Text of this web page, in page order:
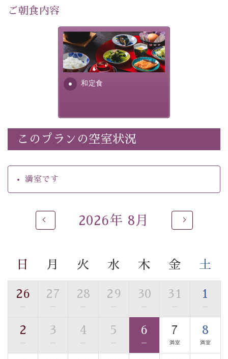
・就寝用パジャマをご用意
・館内フリーWi-Fi
・チェックイン15時、チェックアウト10時
・朝食はこだわりの味噌汁をはじめとした和定食
自家源泉「美翠源泉」は酸化の進みが遅く新鮮で若返り
■お座敷風呂（大浴場）
温泉の成分に合わせ、防菌防カビの特殊素材の畳を使
※男性大浴場までのご移動には階段がございます。 予め
ご了承のほどお願いいたします。
■貸切温泉風呂 （40分2000円）
眺望はございませんが、源泉掛け流しの温泉の質を楽し
む貸切温泉風呂です。ゆったりといやされるプライベー
トな空間をお愉しみください。
ご朝食内容
和定食
さっぱりとした和食膳に使わ
れる食材は、諏訪の名産品を
ふんだんに取り入れ、安心・
安全を心掛けた長野県産...
このプランの空室状況
満室です
2026年 8月
日 月 火 水 木 金 土
26
—
27
—
28
—
29
—
30
—
31
—
1
—
2
—
3
—
4
—
5
—
6
—
7
満室
8
満室